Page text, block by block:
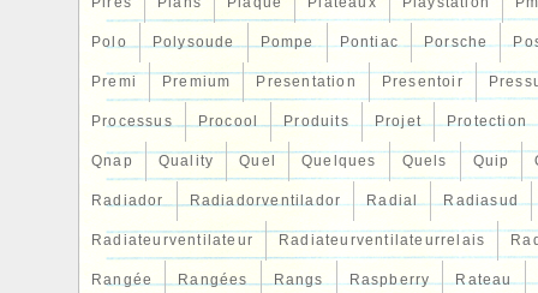
Polo Polysoude Pompe Pontiac Porsche
Premi Premium Presentation Presentoir
Processus Procool Produits Projet Protection
Qnap Quality Quel Quelques Quels Quip
Radiador Radiadorventilador Radial Radiasud
Radiateurventilateur Radiateurventilateurrelais
Rangée Rangées Rangs Raspberry Rateau